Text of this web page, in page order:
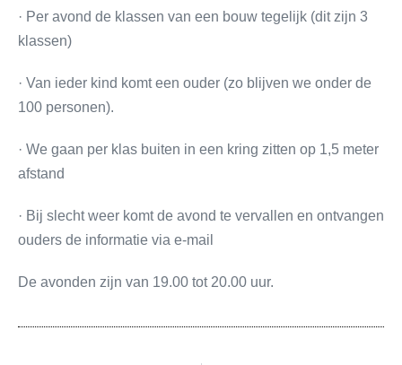
· Per avond de klassen van een bouw tegelijk (dit zijn 3
klassen)
· Van ieder kind komt een ouder (zo blijven we onder de
100 personen).
· We gaan per klas buiten in een kring zitten op 1,5 meter
afstand
· Bij slecht weer komt de avond te vervallen en ontvangen
ouders de informatie via e-mail
De avonden zijn van 19.00 tot 20.00 uur.